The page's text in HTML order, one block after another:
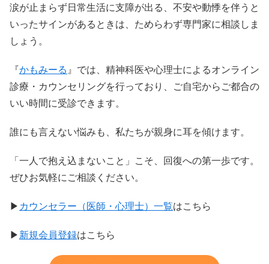
涙が止まらず日常生活に支障が出る、不安や動悸を伴うと
いったサインがあるときは、ためらわず専門家に相談しま
しょう。
『かもみーる』では、精神科医や心理士によるオンライン
診療・カウンセリングを行っており、ご自宅からご都合の
いい時間に受診できます。
誰にも言えない悩みも、私たちが親身に耳を傾けます。
「一人で抱え込まないこと」こそ、回復への第一歩です。
ぜひお気軽にご相談ください。
▶︎ カウンセラー（医師・心理士）一覧はこちら
▶︎新規会員登録はこちら